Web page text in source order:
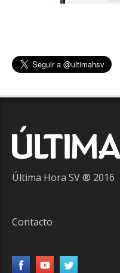
Última Hora SV ® 2016
Contacto